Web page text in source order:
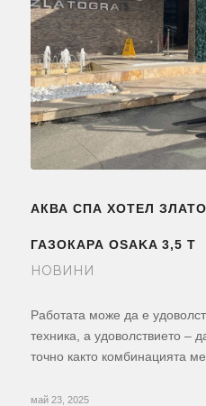
АКВА СПА ХОТЕЛ
ГАЗОКАРА OSAKA 3,5 Т
НОВИНИ
Работата може да е
техника, а удоволствието –
точно както комбинацията
май 23, 2025